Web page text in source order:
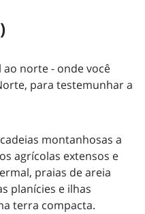
norte - onde você
para testemunhar a
montanhosas a
agrícolas extensos e
praias de areia
planícies e ilhas
terra compacta.